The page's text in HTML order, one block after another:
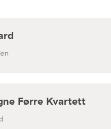
Førre Kvartett